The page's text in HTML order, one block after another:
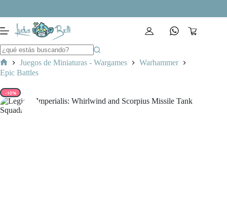
contenido
Carro
Inicio
Juegos de Miniaturas - Wargames
Warhammer
Epic Battles
-10%